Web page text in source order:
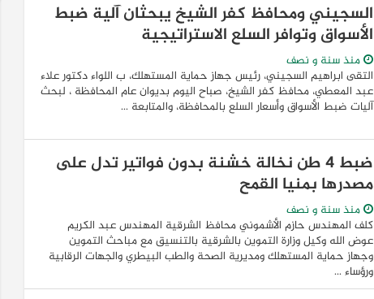
السجيني ومحافظ كفر الشيخ يبحثان آلية ضبط
الأسواق وتوافر السلع الاستراتيجية
منذ سنة و نصف
التقى ابراهيم السجيني، رئيس جهاز حماية المستهلك، ب اللواء دكتور علاء
عبد المعطي، محافظ كفر الشيخ، صباح اليوم بديوان عام المحافظة ، لبحث
آليات ضبط الأسواق وأسعار السلع بالمحافظة، والمتابعة ...
ضبط 4 طن نخالة خشنة بدون فواتير تدل على
مصدرها بمنيا القمح
منذ سنة و نصف
كلف المهندس حازم الأشموني محافظ الشرقية المهندس عبد الكريم
عوض الله وكيل وزارة التموين بالشرقية بالتنسيق مع مباحث التموين
وجهاز حماية المستهلك ومديرية الصحة والطب البيطري والجهات الرقابية
ورؤساء ...